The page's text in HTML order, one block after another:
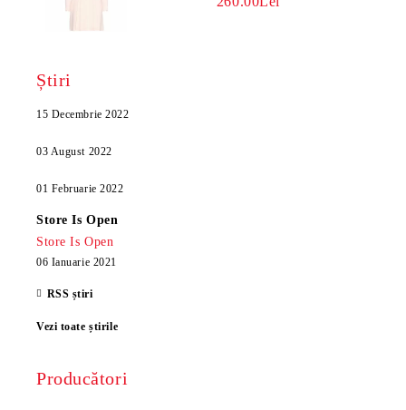
Știri
15 Decembrie 2022
03 August 2022
01 Februarie 2022
Store Is Open
Store Is Open
06 Ianuarie 2021
RSS știri
Vezi toate știrile
Producători